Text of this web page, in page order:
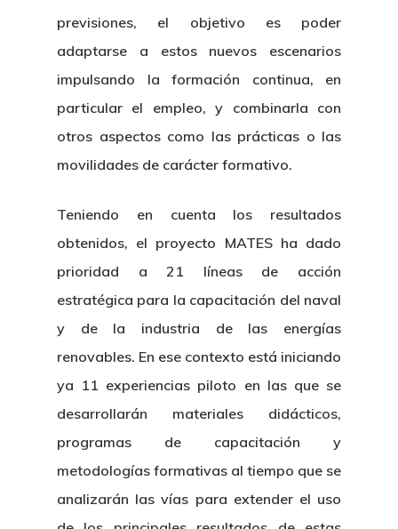
previsiones, el objetivo es poder
adaptarse a estos nuevos escenarios
impulsando la formación continua, en
particular el empleo, y combinarla con
otros aspectos como las prácticas o las
movilidades de carácter formativo.
Teniendo en cuenta los resultados
obtenidos, el proyecto MATES ha dado
prioridad a 21 líneas de acción
estratégica para la capacitación del naval
y de la industria de las energías
renovables. En ese contexto está iniciando
ya 11 experiencias piloto en las que se
desarrollarán materiales didácticos,
programas de capacitación y
metodologías formativas al tiempo que se
analizarán las vías para extender el uso